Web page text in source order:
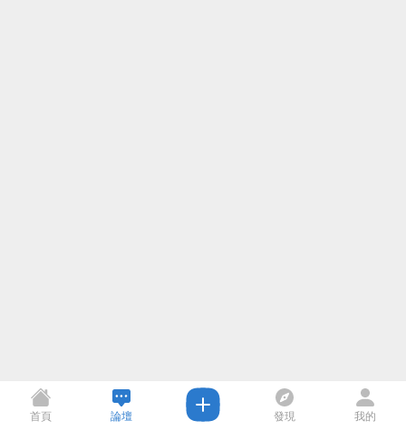
首頁 論壇 發現 我的